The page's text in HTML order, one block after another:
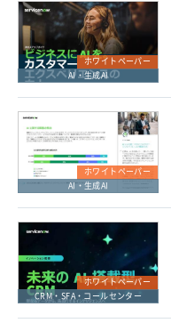
ホワイトペーパー
AI・生成AI
ホワイトペーパー
AI・生成AI
ホワイトペーパー
CRM・SFA・コールセンター